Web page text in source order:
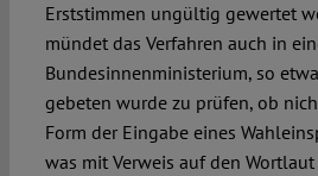
Erststimmen ungültig gewertet
mündet das Verfahren auch in
Bundesinnenministerium, so
gebeten wurde zu prüfen, ob
Form der Eingabe eines
was mit Verweis auf den Wortlaut